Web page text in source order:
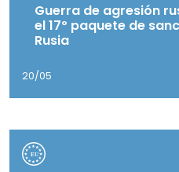
Guerra de agresión
el 17º paquete de
Rusia
20/05